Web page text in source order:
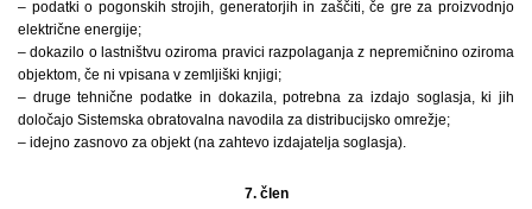
– podatki o pogonskih strojih, generatorjih in zaščiti, če gre za proizvodnjo
električne energije;
– dokazilo o lastništvu oziroma pravici razpolaganja z nepremičnino oziroma
objektom, če ni vpisana v zemljiški knjigi;
– druge tehnične podatke in dokazila, potrebna za izdajo soglasja, ki jih
določajo Sistemska obratovalna navodila za distribucijsko omrežje;
– idejno zasnovo za objekt (na zahtevo izdajatelja soglasja).
7. člen